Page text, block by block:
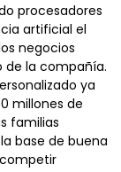
procesadores
artificial el
negocios
la compañía.
ya
millones de
familias
base de buena